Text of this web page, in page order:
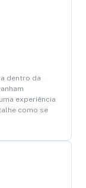
dentro da
experiência
como se